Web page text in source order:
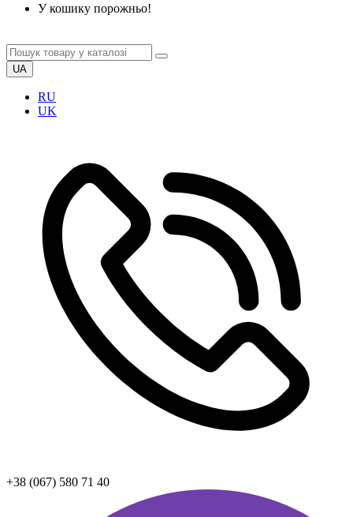
У кошику порожньо!
UA
RU
UK
+38 (067) 580 71 40